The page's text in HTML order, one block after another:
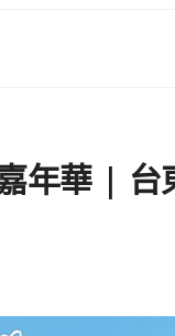
年華 | 台